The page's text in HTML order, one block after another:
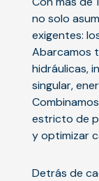
no solo
exigentes:
Abarcamos
hidráulicas,
singular,
estricto de
y optimizar
Detrás de